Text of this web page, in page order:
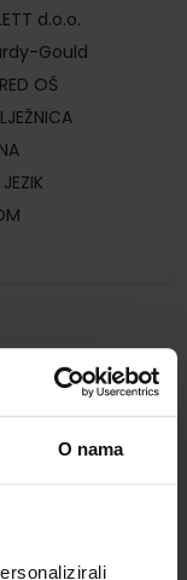
O nama
d.o.o.
Gould
OŠ